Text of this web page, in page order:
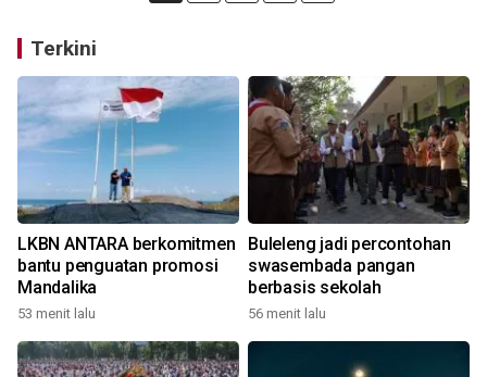
Terkini
LKBN ANTARA berkomitmen
bantu penguatan promosi
Mandalika
53 menit lalu
Buleleng jadi percontohan
swasembada pangan
berbasis sekolah
56 menit lalu